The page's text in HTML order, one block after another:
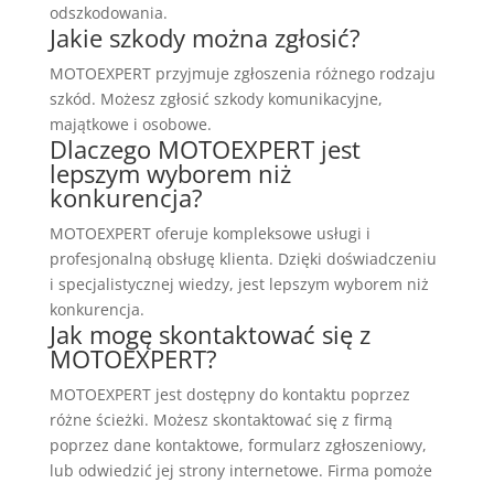
odszkodowania.
Jakie szkody można zgłosić?
MOTOEXPERT przyjmuje zgłoszenia różnego rodzaju
szkód. Możesz zgłosić szkody komunikacyjne,
majątkowe i osobowe.
Dlaczego MOTOEXPERT jest
lepszym wyborem niż
konkurencja?
MOTOEXPERT oferuje kompleksowe usługi i
profesjonalną obsługę klienta. Dzięki doświadczeniu
i specjalistycznej wiedzy, jest lepszym wyborem niż
konkurencja.
Jak mogę skontaktować się z
MOTOEXPERT?
MOTOEXPERT jest dostępny do kontaktu poprzez
różne ścieżki. Możesz skontaktować się z firmą
poprzez dane kontaktowe, formularz zgłoszeniowy,
lub odwiedzić jej strony internetowe. Firma pomoże